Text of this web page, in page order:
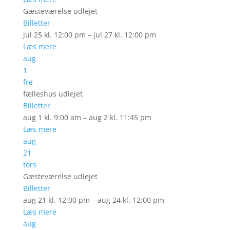
Gæsteværelse udlejet
Billetter
jul 25 kl. 12:00 pm – jul 27 kl. 12:00 pm
Læs mere
aug
1
fre
fælleshus udlejet
Billetter
aug 1 kl. 9:00 am – aug 2 kl. 11:45 pm
Læs mere
aug
21
tors
Gæsteværelse udlejet
Billetter
aug 21 kl. 12:00 pm – aug 24 kl. 12:00 pm
Læs mere
aug